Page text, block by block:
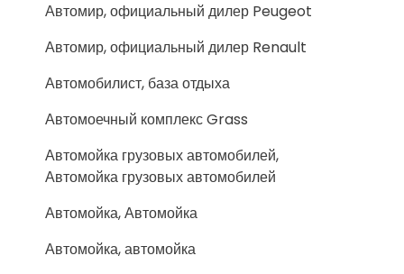
Автомир, официальный дилер Peugeot
Автомир, официальный дилер Renault
Автомобилист, база отдыха
Автомоечный комплекс Grass
Автомойка грузовых автомобилей,
Автомойка грузовых автомобилей
Автомойка, Автомойка
Автомойка, автомойка